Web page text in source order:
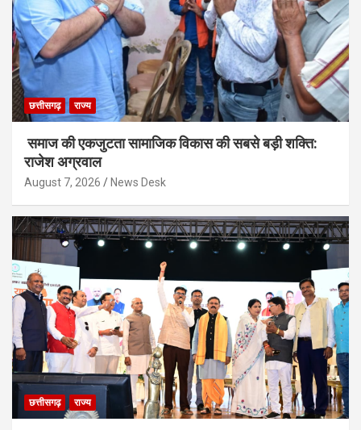
छत्तीसगढ़ राज्य
समाज की एकजुटता सामाजिक विकास की सबसे बड़ी शक्ति:
राजेश अग्रवाल
August 7, 2026 News Desk
छत्तीसगढ़ राज्य